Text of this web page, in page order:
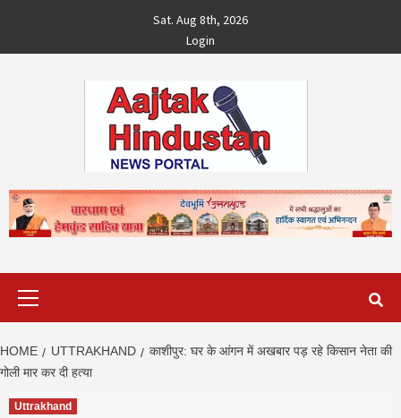
content
Sat. Aug 8th, 2026
Login
HOME UTTRAKHAND
काशीपुर: घर के आंगन में अखबार पड़ रहे किसान नेता की
गोली मार कर दी हत्या
Uttrakhand